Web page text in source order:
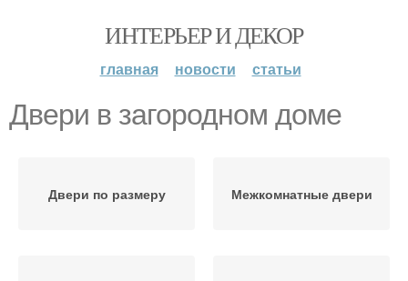
ИНТЕРЬЕР И ДЕКОР
главная новости статьи
Двери в загородном доме
Двери по размеру Межкомнатные двери